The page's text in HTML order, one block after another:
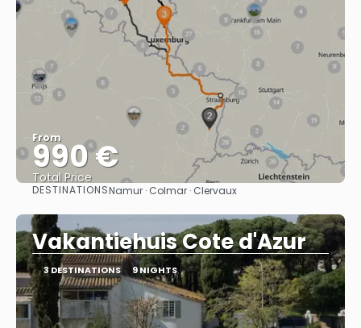
From
990 €
Total Price
See
DESTINATIONSNamur · Colmar · Clervaux
Vakantiehuis Cote d'Azur
3 DESTINATIONS 9 NIGHTS